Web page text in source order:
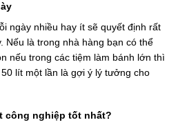
ngày nhiều hay ít sẽ quyết định rất
Nếu là trong nhà hàng bạn có thể
nếu trong các tiệm làm bánh lớn thì
lít một lần là gợi ý lý tưởng cho
công nghiệp tốt nhất?